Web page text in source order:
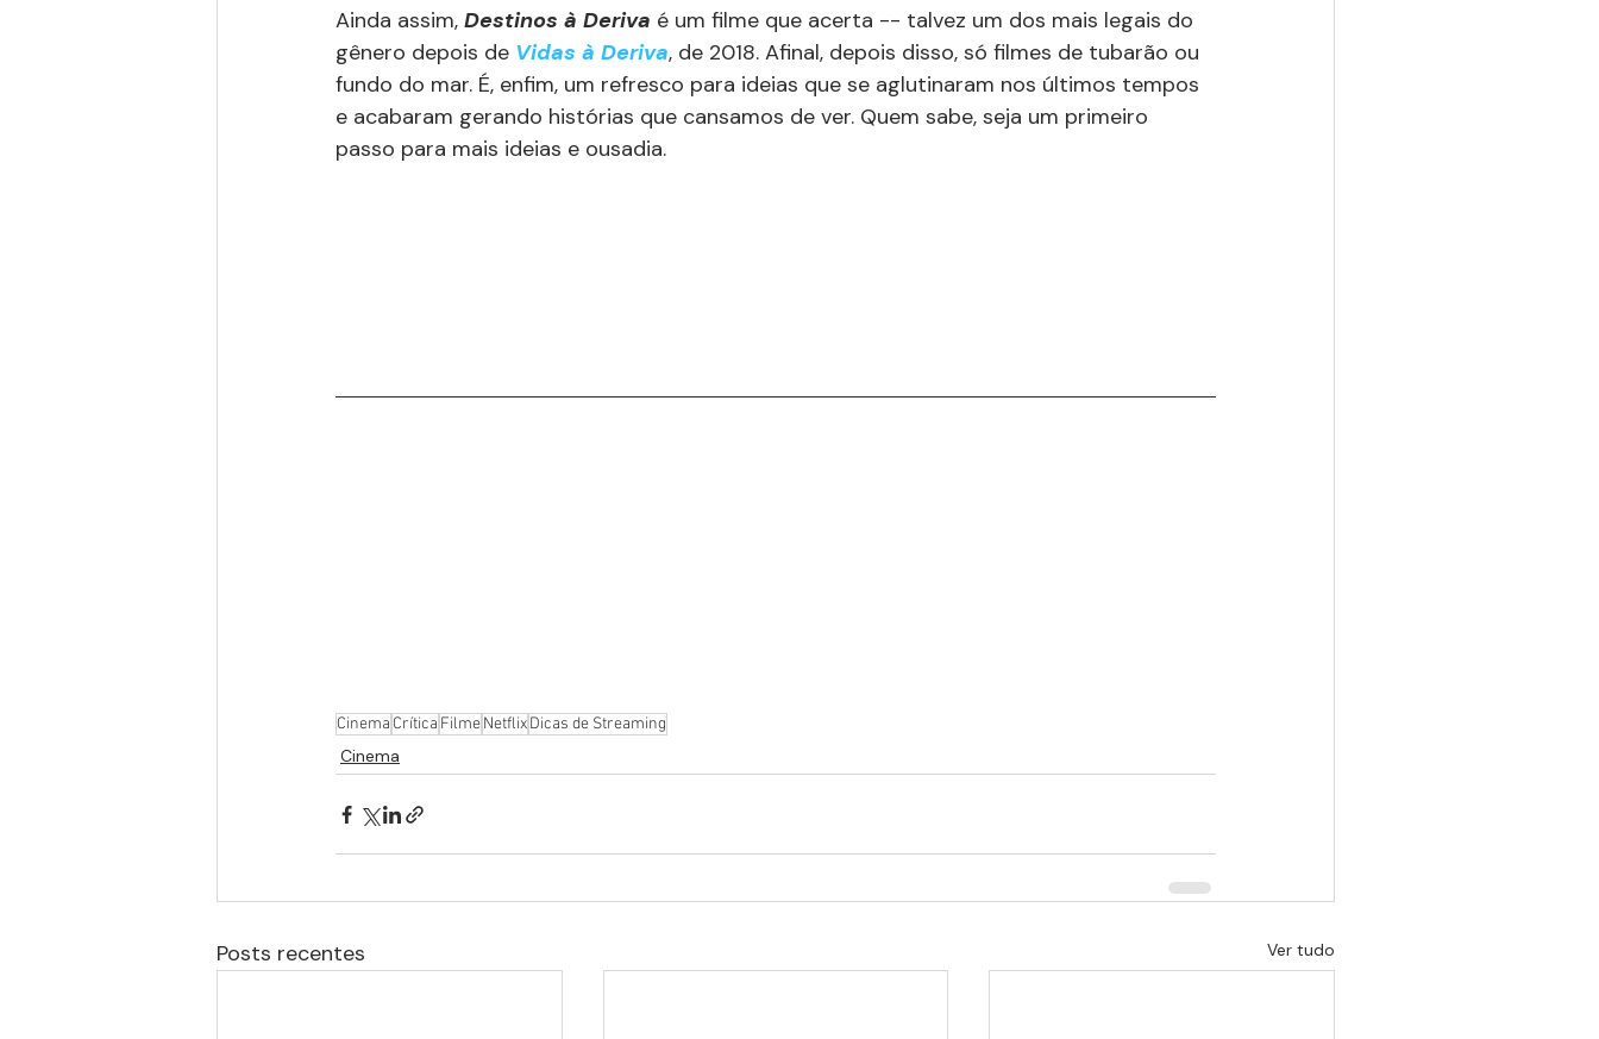
Ainda assim, Destinos à Deriva é um filme que acerta -- talvez um dos mais legais do
gênero depois de Vidas à Deriva, de 2018. Afinal, depois disso, só filmes de tubarão ou
fundo do mar. É, enfim, um refresco para ideias que se aglutinaram nos últimos tempos
e acabaram gerando histórias que cansamos de ver. Quem sabe, seja um primeiro
passo para mais ideias e ousadia.
Cinema Crítica FilmeNetflixDicas de Streaming
Cinema
Posts recentes Ver tudo